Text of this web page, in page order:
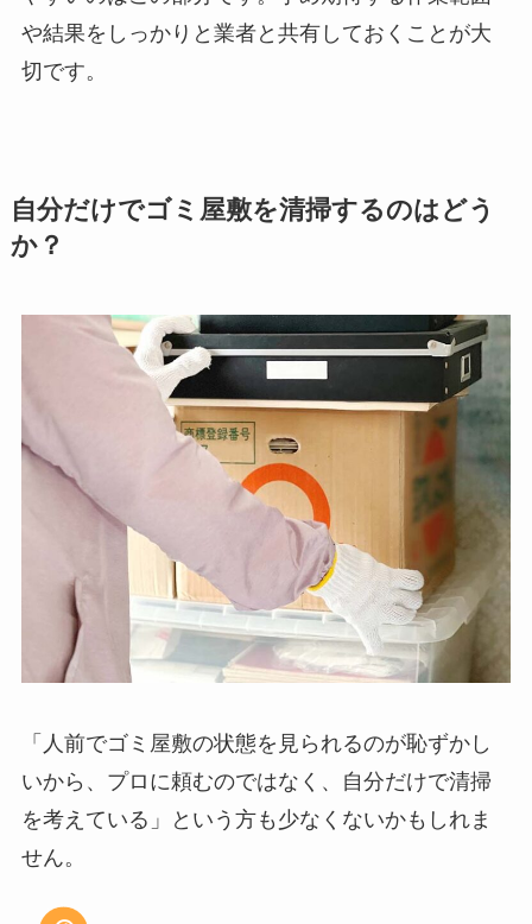
や結果をしっかりと業者と共有しておくことが大
切です。
自分だけでゴミ屋敷を清掃するのはどう
か？
「人前でゴミ屋敷の状態を見られるのが恥ずかし
いから、プロに頼むのではなく、自分だけで清掃
を考えている」という方も少なくないかもしれま
せん。